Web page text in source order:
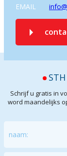
EMAIL
Schrijf u gratis in
word maandelijks
naam: